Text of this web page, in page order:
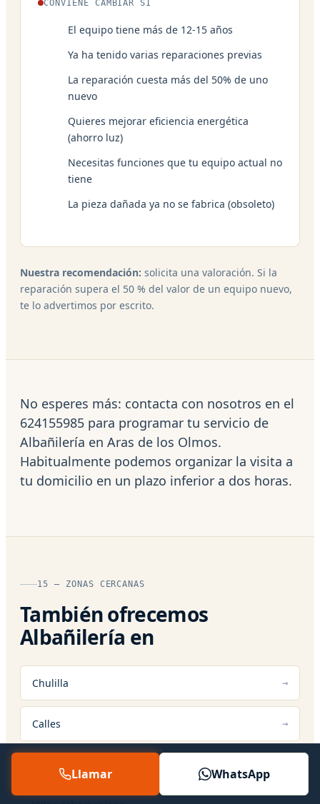
CONVIENE CAMBIAR SI
El equipo tiene más de 12-15 años
Ya ha tenido varias reparaciones previas
La reparación cuesta más del 50% de uno
nuevo
Quieres mejorar eficiencia energética
(ahorro luz)
Necesitas funciones que tu equipo actual no
tiene
La pieza dañada ya no se fabrica (obsoleto)
Nuestra recomendación: solicita una valoración. Si la
reparación supera el 50 % del valor de un equipo nuevo,
te lo advertimos por escrito.
No esperes más: contacta con nosotros en el
624155985 para programar tu servicio de
Albañilería en Aras de los Olmos.
Habitualmente podemos organizar la visita a
tu domicilio en un plazo inferior a dos horas.
15 — ZONAS CERCANAS
También ofrecemos
Albañilería en
Chulilla
Calles
Llamar WhatsApp